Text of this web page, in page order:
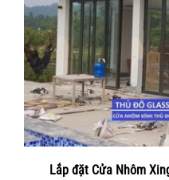
Lắp đặt Cửa Nhôm